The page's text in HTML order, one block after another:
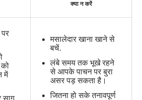
क्या न करें
में
मसालेदार खाना खाने से
बचें.
लंबे समय तक भूखे रहने
से आपके पाचन पर बुरा
असर पड़ सकता है।
जितना हो सके तनावपूर्ण